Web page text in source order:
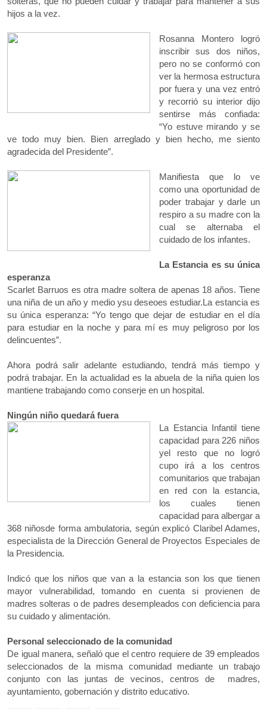
hijos a la vez.
Rosanna Montero logró
inscribir sus dos niños,
pero no se conformó con
ver la hermosa estructura
por fuera y una vez entró
y recorrió su interior dijo
sentirse más confiada:
“Yo estuve mirando y se
ve todo muy bien. Bien arreglado y bien hecho, me siento
agradecida del Presidente”.
Manifiesta que lo ve
como una oportunidad de
poder trabajar y darle un
respiro a su madre con la
cual se alternaba el
cuidado de los infantes.
La Estancia es su única
esperanza
Scarlet Barruos es otra madre soltera de apenas 18 años. Tiene
una niña de un año y medio ysu deseoes estudiar.La estancia es
su única esperanza: “Yo tengo que dejar de estudiar en el día
para estudiar en la noche y para mí es muy peligroso por los
delincuentes”.
Ahora podrá salir adelante estudiando, tendrá más tiempo y
podrá trabajar. En la actualidad es la abuela de la niña quien los
mantiene trabajando como conserje en un hospital.
Ningún niño quedará fuera
La Estancia Infantil tiene
capacidad para 226 niños
yel resto que no logró
cupo irá a los centros
comunitarios que trabajan
en red con la estancia,
los cuales tienen
capacidad para albergar a
368 niñosde forma ambulatoria, según explicó Claribel Adames,
especialista de la Dirección General de Proyectos Especiales de
la Presidencia.
Indicó que los niños que van a la estancia son los que tienen
mayor vulnerabilidad, tomando en cuenta si provienen de
madres solteras o de padres desempleados con deficiencia para
su cuidado y alimentación.
Personal seleccionado de la comunidad
De igual manera, señaló que el centro requiere de 39 empleados
seleccionados de la misma comunidad mediante un trabajo
conjunto con las juntas de vecinos, centros de madres,
ayuntamiento, gobernación y distrito educativo.